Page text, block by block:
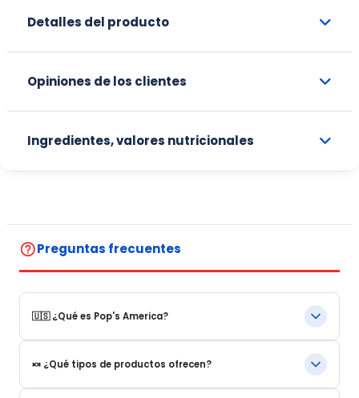
Detalles del producto
Opiniones de los clientes
Ingredientes, valores nutricionales
help_outlinePreguntas frecuentes
🇺🇸 ¿Qué es Pop's America?
Pop's America es una tienda online especializada en
productos alimentarios y bebidas emblemáticas de Estados
Unidos. Ofrecemos una selección de productos auténticos,
🍬 ¿Qué tipos de productos ofrecen?